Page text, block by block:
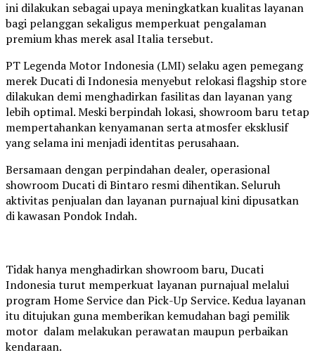
ini dilakukan sebagai upaya meningkatkan kualitas layanan
bagi pelanggan sekaligus memperkuat pengalaman
premium khas merek asal Italia tersebut.
PT Legenda Motor Indonesia (LMI) selaku agen pemegang
merek Ducati di Indonesia menyebut relokasi flagship store
dilakukan demi menghadirkan fasilitas dan layanan yang
lebih optimal. Meski berpindah lokasi, showroom baru tetap
mempertahankan kenyamanan serta atmosfer eksklusif
yang selama ini menjadi identitas perusahaan.
Bersamaan dengan perpindahan dealer, operasional
showroom Ducati di Bintaro resmi dihentikan. Seluruh
aktivitas penjualan dan layanan purnajual kini dipusatkan
di kawasan Pondok Indah.
Tidak hanya menghadirkan showroom baru, Ducati
Indonesia turut memperkuat layanan purnajual melalui
program Home Service dan Pick-Up Service. Kedua layanan
itu ditujukan guna memberikan kemudahan bagi pemilik
motor dalam melakukan perawatan maupun perbaikan
kendaraan.